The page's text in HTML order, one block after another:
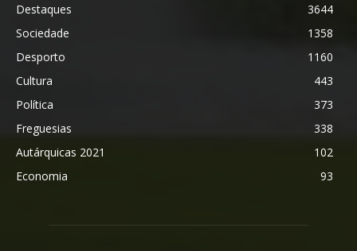
Destaques
3644
Sociedade
1358
Desporto
1160
Cultura
443
Política
373
Freguesias
338
Autárquicas 2021
102
Economia
93